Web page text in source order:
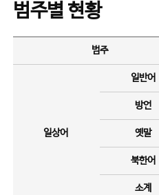
범주별 현황
범주
일상어
일반어
방언
옛말
북한어
소계